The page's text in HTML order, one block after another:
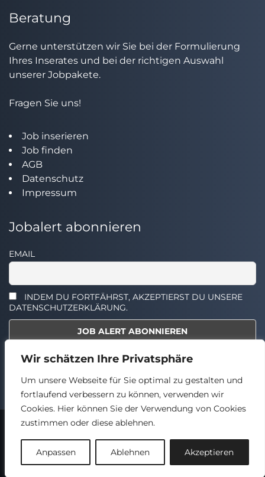
Wir schätzen Ihre Privatsphäre
Um unsere Webseite für Sie optimal zu gestalten und
fortlaufend verbessern zu können, verwenden wir
Cookies. Hier können Sie der Verwendung von Cookies
zustimmen oder diese ablehnen.
Anpassen Ablehnen Akzeptieren
Beratung
Gerne unterstützen wir Sie bei der Formulierung
Ihres Inserates und bei der richtigen Auswahl
unserer Jobpakete.
Fragen Sie uns!
Job inserieren
Job finden
AGB
Datenschutz
Impressum
Jobalert abonnieren
EMAIL
INDEM DU FORTFÄHRST, AKZEPTIERST DU UNSERE
DATENSCHUTZERKLÄRUNG.
Select the widget you want to show.
Back
to